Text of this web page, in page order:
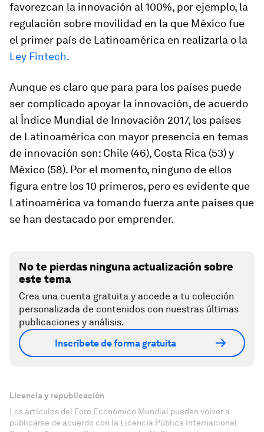
favorezcan la innovación al 100%, por ejemplo, la
regulación sobre movilidad en la que México fue
el primer país de Latinoamérica en realizarla o la
Ley Fintech.
Aunque es claro que para para los países puede
ser complicado apoyar la innovación, de acuerdo
al Índice Mundial de Innovación 2017, los países
de Latinoamérica con mayor presencia en temas
de innovación son: Chile (46), Costa Rica (53) y
México (58). Por el momento, ninguno de ellos
figura entre los 10 primeros, pero es evidente que
Latinoamérica va tomando fuerza ante países que
se han destacado por emprender.
No te pierdas ninguna actualización sobre
este tema
Crea una cuenta gratuita y accede a tu colección
personalizada de contenidos con nuestras últimas
publicaciones y análisis.
Inscríbete de forma gratuita
Licencia y republicación
Los artículos del Foro Económico Mundial pueden volver a
publicarse de acuerdo con la Licencia Pública Internacional